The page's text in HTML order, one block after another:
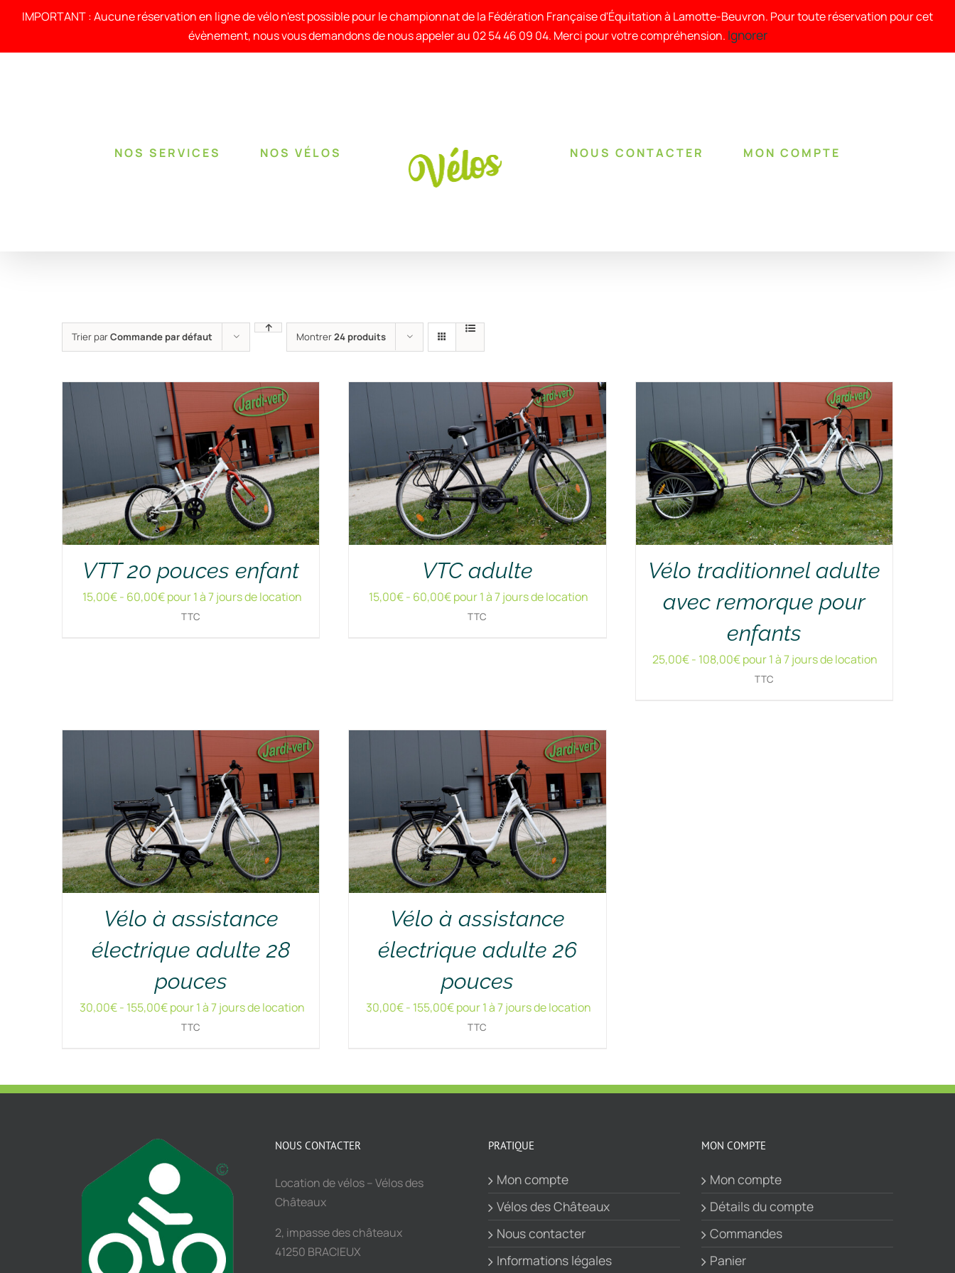
IMPORTANT : Aucune réservation en ligne de vélo n'est possible pour le championnat de la Fédération Française d'Équitation à Lamotte-Beuvron. Pour toute réservation pour cet
évènement, nous vous demandons de nous appeler au 02 54 46 09 04. Merci pour votre compréhension. Ignorer
NOS SERVICES NOS VÉLOS NOUS CONTACTER MON COMPTE
Trier parCommande par défaut Montrer24 produits
VTT 20 pouces enfant
15,00€- 60,00€pour 1 à 7 jours de location
TTC
VTC adulte
15,00€- 60,00€pour 1 à 7 jours de location
TTC
Vélo traditionnel adulte
avec remorque pour
enfants
25,00€- 108,00€pour 1 à 7 jours de location
TTC
Vélo à assistance
électrique adulte 28
pouces
30,00€- 155,00€pour 1 à 7 jours de location
TTC
Vélo à assistance
électrique adulte 26
pouces
30,00€- 155,00€pour 1 à 7 jours de location
TTC
NOUS CONTACTER
Location de vélos – Vélos des
Châteaux
2, impasse des châteaux
41250 BRACIEUX
PRATIQUE
Mon compte
Vélos des Châteaux
Nous contacter
Informations légales
MON COMPTE
Mon compte
Détails du compte
Commandes
Panier